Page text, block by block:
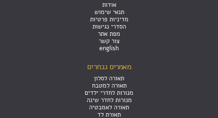
אודות
תנאי שימוש
מדיניות פרטיות
הסדרי נגישות
מפת אתר
צור קשר
english
מאמרים נבחרים
תאורה לסלון
תאורה למטבח
מנורות לחדרי ילדים
מנורות לחדר שינה
תאורה לאמבטיה
תאורת לד